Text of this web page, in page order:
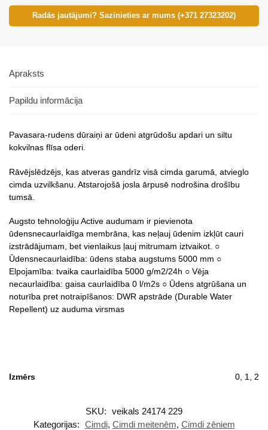
Radās jautājumi? Sazinieties ar mums (+371 27323202)
Apraksts
Papildu informācija
Pavasara-rudens dūraiņi ar ūdeni atgrūdošu apdari un siltu
kokvilnas flīsa oderi.
Rāvējslēdzējs, kas atveras gandrīz visā cimda garumā, atvieglo
cimda uzvilkšanu. Atstarojošā josla ārpusē nodrošina drošību
tumsā.
Augsto tehnoloģiju Active audumam ir pievienota
ūdensnecaurlaidīga membrāna, kas neļauj ūdenim izkļūt cauri
izstrādājumam, bet vienlaikus ļauj mitrumam iztvaikot. ○
Ūdensnecaurlaidība: ūdens staba augstums 5000 mm ○
Elpojamība: tvaika caurlaidība 5000 g/m2/24h ○ Vēja
necaurlaidība: gaisa caurlaidība 0 l/m2s ○ Ūdens atgrūšana un
noturība pret notraipīšanos: DWR apstrāde (Durable Water
Repellent) uz auduma virsmas
Izmērs 0, 1, 2
SKU: veikals 24174 229
Kategorijas: Cimdi, Cimdi meitenēm, Cimdi zēniem